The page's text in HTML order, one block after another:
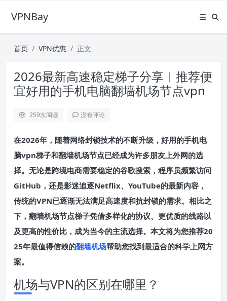
VPNBay
首页 VPN优惠 正文
2026最新高速稳定梯子分享︱推荐便
宜好用的手机电脑翻墙机场节点vpn
259次阅读 没有评论
在2026年，随着网络封锁技术的不断升级，好用的手机电
脑vpn梯子和翻墙机场节点已经成为许多朋友上外网的选
择。无论是跨境电商需要稳定的谷歌搜索，程序员频繁访问
GitHub，还是影迷追逐Netflix、YouTube的最新内容，
传统的VPN已逐渐无法满足高速度和抗封锁的需求。相比之
下，翻墙机场节点梯子凭借多样化的协议、更优质的线路以
及更高的性价比，成为当今的主流选择。本文将为您推荐20
25年最值得信赖的翻墙机场帮助您找到最适合的科学上网方
案。
机场与VPN的区别在哪里？